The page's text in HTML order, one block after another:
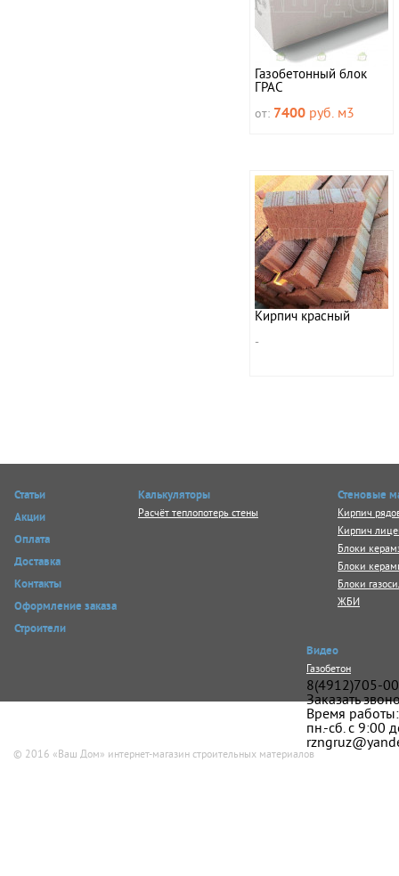
Газобетонный блок
ГРАС
от: 7400 руб. м3
Кирпич красный
-
Статьи
Акции
Оплата
Доставка
Контакты
Оформление заказа
Строители
Калькуляторы
Расчёт теплопотерь стены
Стеновые
Кирпич
Кирпич
Блоки
Блоки
Блоки
ЖБИ
Видео
Газобетон
8(4912)705-
Заказать
Время работы:
пн.-сб. с 9:00
© 2016 «Ваш Дом» интернет-магазин строительных материалов